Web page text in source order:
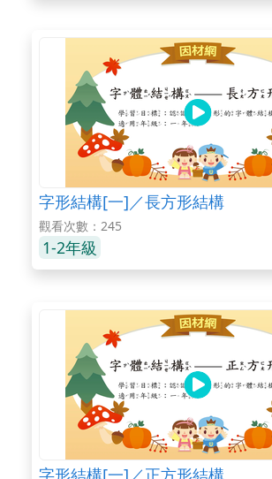
字形結構[一]／長方形結構
觀看次數：245
1-2年級
字形結構[一]／正方形結構